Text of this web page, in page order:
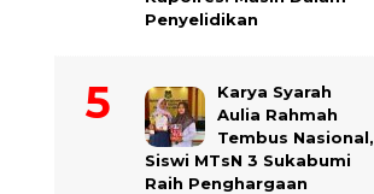
Penyelidikan
Karya Syarah
Aulia Rahmah
Tembus Nasional,
Siswi MTsN 3 Sukabumi
Raih Penghargaan